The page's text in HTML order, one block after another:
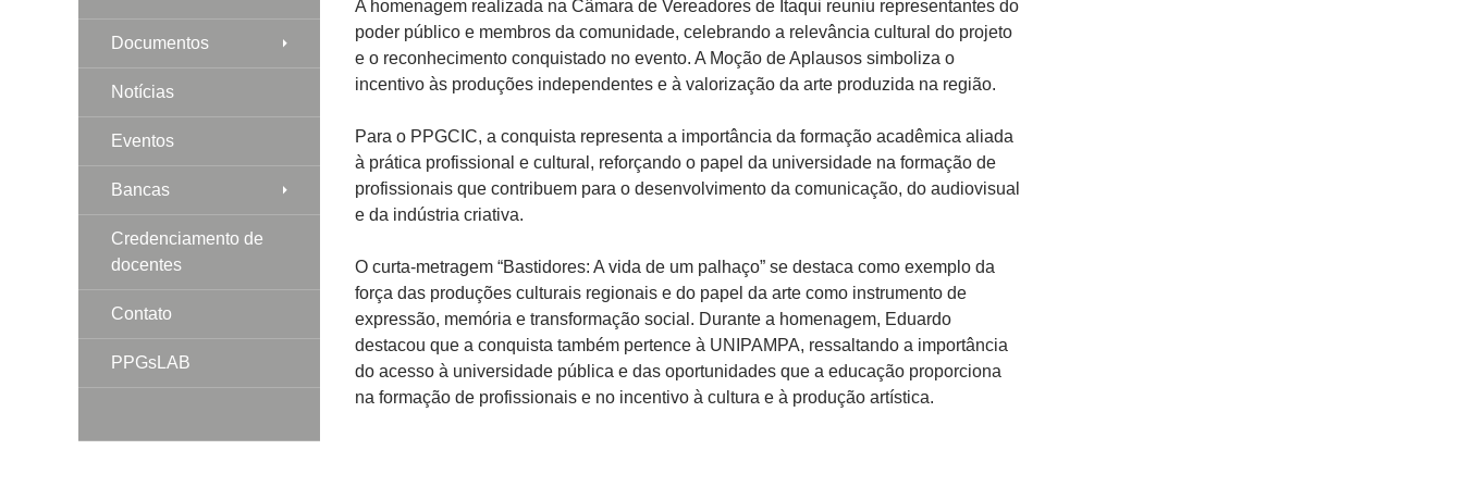
A homenagem realizada na Câmara de Vereadores de Itaqui reuniu representantes do
poder público e membros da comunidade, celebrando a relevância cultural do projeto
e o reconhecimento conquistado no evento. A Moção de Aplausos simboliza o
incentivo às produções independentes e à valorização da arte produzida na região.
Para o PPGCIC, a conquista representa a importância da formação acadêmica aliada
à prática profissional e cultural, reforçando o papel da universidade na formação de
profissionais que contribuem para o desenvolvimento da comunicação, do audiovisual
e da indústria criativa.
O curta-metragem “Bastidores: A vida de um palhaço” se destaca como exemplo da
força das produções culturais regionais e do papel da arte como instrumento de
expressão, memória e transformação social. Durante a homenagem, Eduardo
destacou que a conquista também pertence à UNIPAMPA, ressaltando a importância
do acesso à universidade pública e das oportunidades que a educação proporciona
na formação de profissionais e no incentivo à cultura e à produção artística.
Documentos
Notícias
Eventos
Bancas
Credenciamento de
docentes
Contato
PPGsLAB